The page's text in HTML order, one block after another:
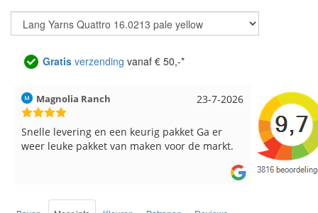
Gratis verzending vanaf € 50,-*
17-7-2026
Hilde uit Loyers
Reeds meerdere keren breigaren en
breinaalden besteld, altijd heel tevreden over
Loes uit
Snelle